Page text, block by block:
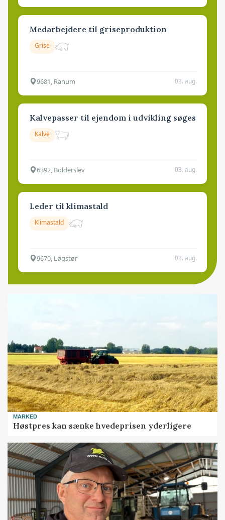
Medarbejdere til griseproduktion
Grise
9681, Ranum 03. aug.
Kalvepasser til ejendom i udvikling søges
Kalve
6392, Bolderslev 03. aug.
Leder til klimastald
Klimastald
9670, Løgstør 03. aug.
MARKED
Høstpres kan sænke hvedeprisen yderligere